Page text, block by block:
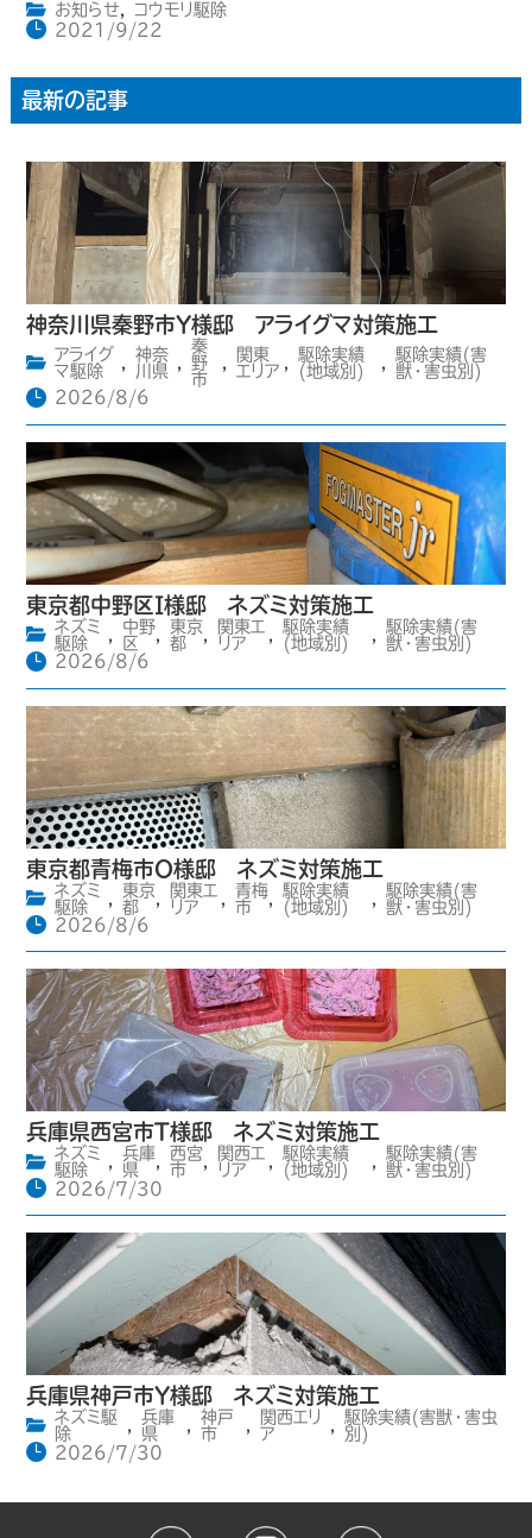
お知らせ,
コウモリ駆除
2021/9/22
最新の記事
神奈川県秦野市Y様邸 アライグマ対策施工
アライグ
マ駆除
,
神奈
川県 ,
秦
野
市
,
関東
エリア ,
駆除実績
(地域別)
,
駆除実績(害
獣・害虫別)
2026/8/6
東京都中野区I様邸 ネズミ対策施工
ネズミ
駆除
中野
区
東京
都
関東エ
リア
駆除実績
(地域別)
駆除実績(害
獣・害虫別)
2026/8/6
東京都青梅市O様邸 ネズミ対策施工
ネズミ
駆除
東京
都
関東エ
リア
青梅
市
駆除実績
(地域別)
駆除実績(害
獣・害虫別)
2026/8/6
兵庫県西宮市T様邸 ネズミ対策施工
ネズミ
駆除
,
兵庫
県
,
西宮
市
,
関西エ
リア
,
駆除実績
(地域別)
,
駆除実績(害
獣・害虫別)
2026/7/30
兵庫県神戸市Y様邸 ネズミ対策施工
ネズミ駆
除
,
兵庫
県
,
神戸
市
,
関西エリ
ア
,
駆除実績(害獣・害虫
別)
2026/7/30